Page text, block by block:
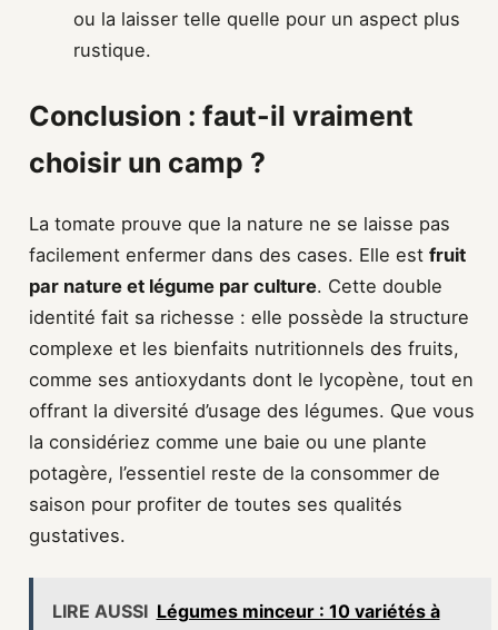
ou la laisser telle quelle pour un aspect plus
rustique.
Conclusion : faut-il vraiment
choisir un camp ?
La tomate prouve que la nature ne se laisse pas
facilement enfermer dans des cases. Elle est fruit
par nature et légume par culture. Cette double
identité fait sa richesse : elle possède la structure
complexe et les bienfaits nutritionnels des fruits,
comme ses antioxydants dont le lycopène, tout en
offrant la diversité d’usage des légumes. Que vous
la considériez comme une baie ou une plante
potagère, l’essentiel reste de la consommer de
saison pour profiter de toutes ses qualités
gustatives.
LIRE AUSSI Légumes minceur : 10 variétés à